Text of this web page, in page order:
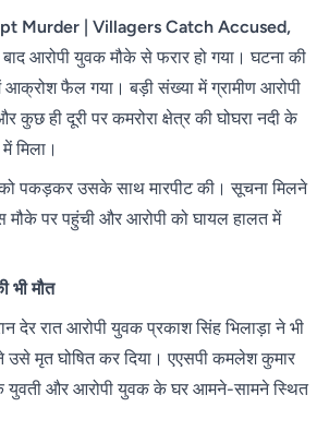
Murder | Villagers Catch Accused,
बाद आरोपी युवक मौके से फरार हो गया। घटना की
आक्रोश फैल गया। बड़ी संख्या में ग्रामीण आरोपी
ही दूरी पर कमरोरा क्षेत्र की घोघरा नदी के
मिला।
को पकड़कर उसके साथ मारपीट की। सूचना मिलने
मौके पर पहुंची और आरोपी को घायल हालत में
भी मौत
देर रात आरोपी युवक प्रकाश सिंह भिलाड़ा ने भी
उसे मृत घोषित कर दिया। एएसपी कमलेश कुमार
युवती और आरोपी युवक के घर आमने-सामने स्थित